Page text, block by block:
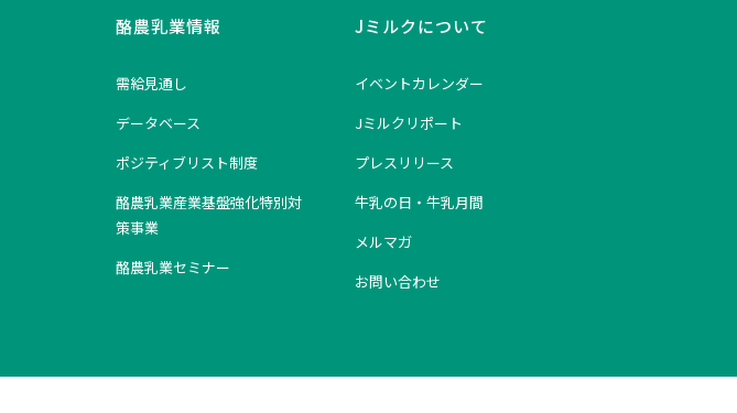
酪農乳業情報
需給見通し
データベース
ポジティブリスト制度
酪農乳業産業基盤強化特別対
策事業
酪農乳業セミナー
Jミルクについて
イベントカレンダー
Jミルクリポート
プレスリリース
牛乳の日・牛乳月間
メルマガ
お問い合わせ